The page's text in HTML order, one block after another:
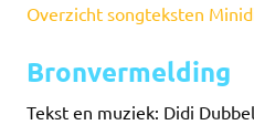
Overzicht songteksten
Bronvermelding
Tekst en muziek: Didi